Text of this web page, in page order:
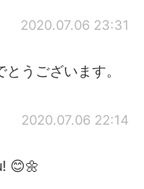
2020.07.06 23:31
うございます。
2020.07.06 22:14
😊🌼